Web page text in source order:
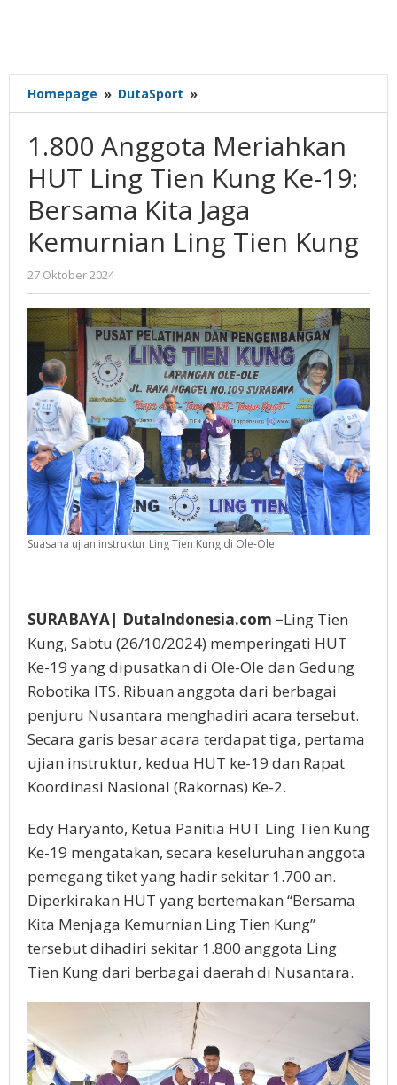
Homepage » DutaSport »
Anggota
HUT
Ling
Tien
Kung
Ke-
19:
Bersama
Jaga
Kemurnian
Ling
Tien
Kung
1.800 Anggota Meriahkan
HUT Ling Tien Kung Ke-19:
Bersama Kita Jaga
Kemurnian Ling Tien Kung
27 Oktober 2024
Gatot
Susanto
Suasana ujian instruktur Ling Tien Kung di Ole-Ole.
SURABAYA| DutaIndonesia.com –Ling Tien
Kung, Sabtu (26/10/2024) memperingati HUT
Ke-19 yang dipusatkan di Ole-Ole dan Gedung
Robotika ITS. Ribuan anggota dari berbagai
penjuru Nusantara menghadiri acara tersebut.
Secara garis besar acara terdapat tiga, pertama
ujian instruktur, kedua HUT ke-19 dan Rapat
Koordinasi Nasional (Rakornas) Ke-2.
Edy Haryanto, Ketua Panitia HUT Ling Tien Kung
Ke-19 mengatakan, secara keseluruhan anggota
pemegang tiket yang hadir sekitar 1.700 an.
Diperkirakan HUT yang bertemakan “Bersama
Kita Menjaga Kemurnian Ling Tien Kung”
tersebut dihadiri sekitar 1.800 anggota Ling
Tien Kung dari berbagai daerah di Nusantara.